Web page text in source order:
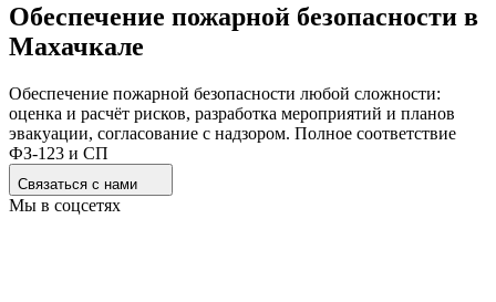
Обеспечение пожарной безопасности в
Махачкале
Обеспечение пожарной безопасности любой сложности:
оценка и расчёт рисков, разработка мероприятий и планов
эвакуации, согласование с надзором. Полное соответствие
ФЗ-123 и СП
Связаться с нами
Мы в соцсетях